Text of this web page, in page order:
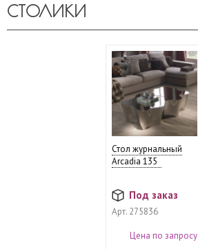
СТОЛИКИ
Стол журнальный
Arcadia 135
Под заказ
Арт. 275836
Цена по запросу